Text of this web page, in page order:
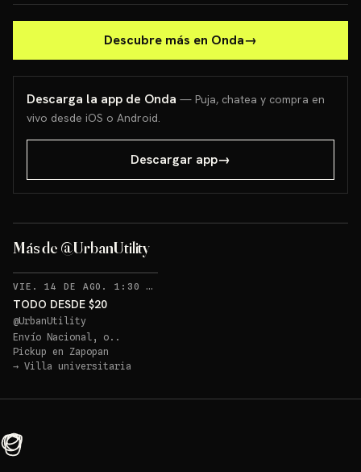
Descubre más en Onda→
Descarga la app de Onda — Puja, chatea y compra en
vivo desde iOS o Android.
Descargar app→
Más de @UrbanUtility
VIE. 14 DE AGO. 1:30 AM
TODO DESDE $20
@UrbanUtility
Envío Nacional, o..
Pickup en Zapopan
→ Villa universitaria